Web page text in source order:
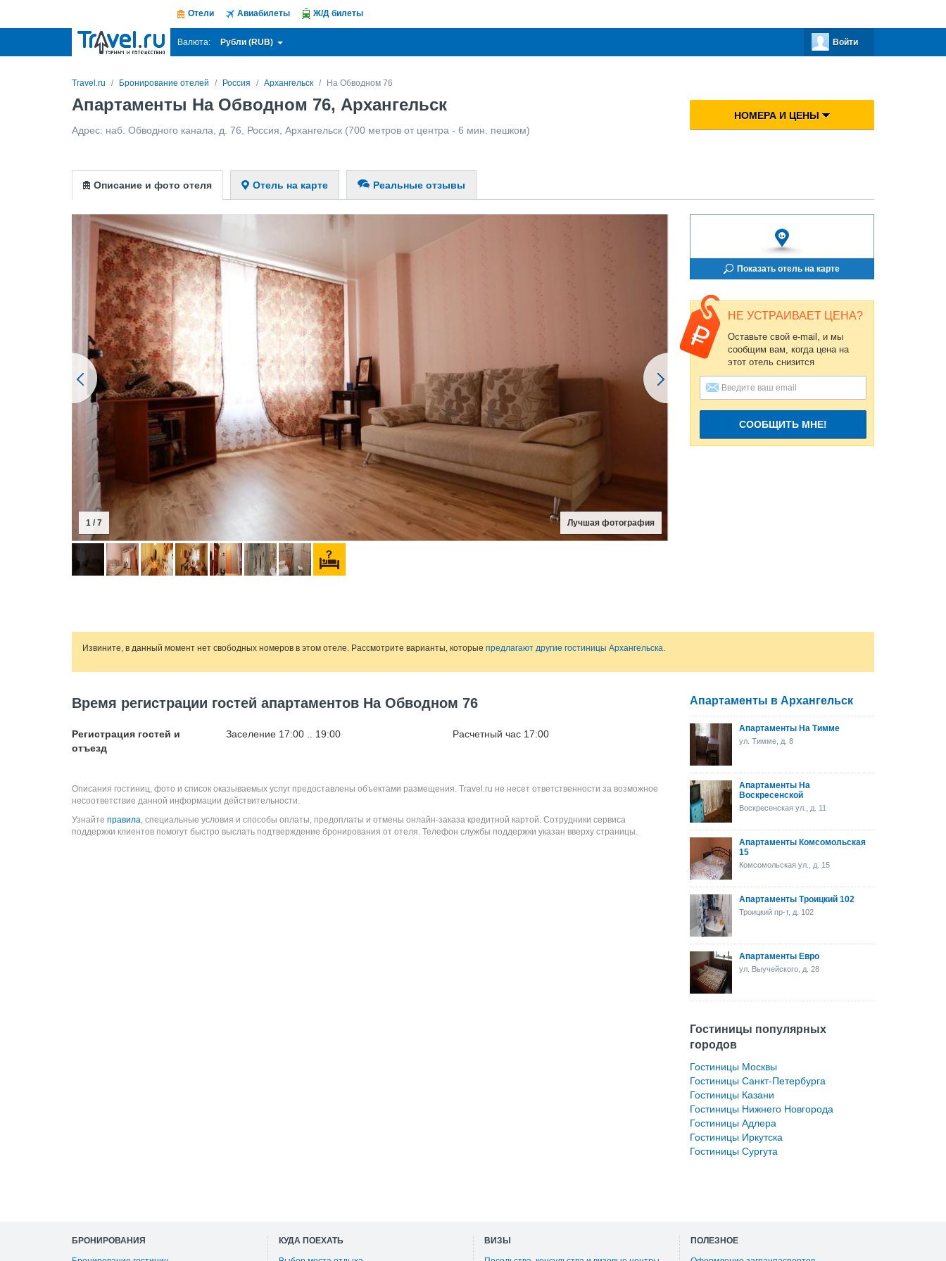
Отели Авиабилеты Ж/Д билеты
Валюта: Рубли (RUB) Войти
Travel.ru Бронирование отелей Россия Архангельск На Обводном 76
Апартаменты На Обводном 76, Архангельск
Адрес: наб. Обводного канала, д. 76 Россия Архангельск (700 метров от центра - 6 мин. пешком)
НОМЕРА И ЦЕНЫ
Описание и фото отеля Отель на карте Реальные отзывы
1 / 7 Лучшая фотография
Показать отель на карте
НЕ УСТРАИВАЕТ ЦЕНА?
Оставьте свой e-mail, и мы
сообщим вам, когда цена на
этот отель снизится
СООБЩИТЬ МНЕ!
Извините, в данный момент нет свободных номеров в этом отеле. Рассмотрите варианты, которые предлагают другие гостиницы Архангельска.
Время регистрации гостей апартаментов На Обводном 76
Регистрация гостей и
отъезд
Заселение 17:00 .. 19:00 Расчетный час 17:00
Описания гостиниц, фото и список оказываемых услуг предоставлены объектами размещения. Travel.ru не несет ответственности за возможное
несоответствие данной информации действительности.
Узнайте правила, специальные условия и способы оплаты, предоплаты и отмены онлайн-заказа кредитной картой. Сотрудники сервиса
поддержки клиентов помогут быстро выслать подтверждение бронирования от отеля. Телефон службы поддержки указан вверху страницы.
Апартаменты в Архангельск
Апартаменты На Тимме
ул. Тимме, д. 8
Апартаменты На
Воскресенской
Воскресенская ул., д. 11
Апартаменты Комсомольская
15
Комсомольская ул., д. 15
Апартаменты Троицкий 102
Троицкий пр-т, д. 102
Апартаменты Евро
ул. Выучейского, д. 28
Гостиницы популярных
городов
Гостиницы Москвы
Гостиницы Санкт-Петербурга
Гостиницы Казани
Гостиницы Нижнего Новгорода
Гостиницы Адлера
Гостиницы Иркутска
Гостиницы Сургута
БРОНИРОВАНИЯ КУДА ПОЕХАТЬ ВИЗЫ ПОЛЕЗНОЕ